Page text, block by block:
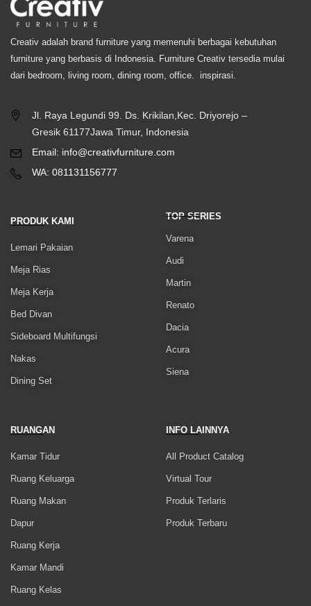
Creativ adalah brand furniture yang memenuhi berbagai kebutuhan
furniture yang berbasis di Indonesia. Furniture Creativ tersedia mulai
dari bedroom, living room, dining room, office. inspirasi.
Jl. Raya Legundi 99. Ds. Krikilan,Kec. Driyorejo –
Gresik 61177Jawa Timur, Indonesia
Email: info@creativfurniture.com
WA: 081131156777
PRODUK KAMI
Lemari Pakaian
Meja Rias
Meja Kerja
Bed Divan
Sideboard Multifungsi
Nakas
Dining Set
TOP SERIES
Varena
Audi
Martin
Renato
Dacia
Acura
Siena
RUANGAN
Kamar Tidur
Ruang Keluarga
Ruang Makan
Dapur
Ruang Kerja
Kamar Mandi
Ruang Kelas
INFO LAINNYA
All Product Catalog
Virtual Tour
Produk Terlaris
Produk Terbaru